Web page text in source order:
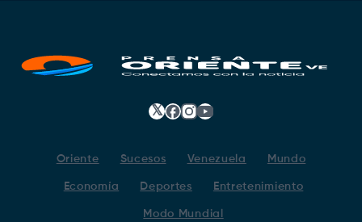
𝕏 Facebook
Instagram
YouTube
Oriente Sucesos Venezuela Mundo
Economía Deportes Entretenimiento
Modo Mundial